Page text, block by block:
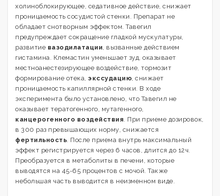
холиноблокирующее, седативное действие, снижает
проницаемость сосудистой стенки. Препарат не
обладает снотворным эффектом. Тавегил
предупреждает сокращение гладкой мускулатуры,
развитие вазодилатации , вызванные действием
гистамина. Клемастин уменьшает зуд, оказывает
местноанестезирующее воздействие, тормозит
формирование отека, экссудацию , снижает
проницаемость капиллярной стенки. В ходе
эксперимента было установлено, что Тавегил не
оказывает тератогенного, мутагенного,
канцерогенного воздействия . При приеме дозировок,
в 300 раз превышающих норму, снижается
фертильность . После приема внутрь максимальный
эффект регистрируется через 6 часов, длится до 12ч.
Преобразуется в метаболиты в печени, которые
выводятся на 45-65 процентов с мочой. Также
небольшая часть выводится в неизменном виде.